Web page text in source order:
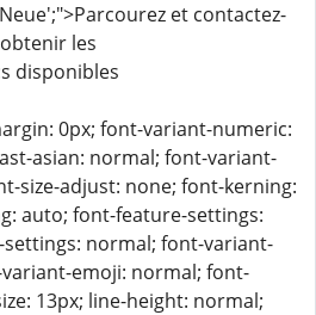
et contactez-
les
disponibles
0px; font-variant-numeric:
asian: normal; font-variant-
size-adjust: none; font-kerning:
auto; font-feature-settings:
normal; font-variant-
emoji: normal; font-
13px; line-height: normal;